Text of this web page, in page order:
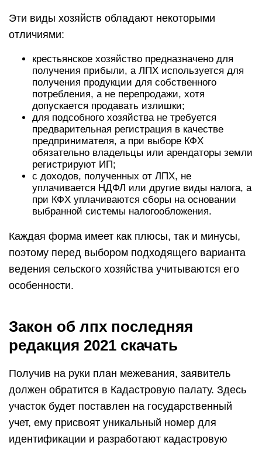
Эти виды хозяйств обладают некоторыми
отличиями:
крестьянское хозяйство предназначено для
получения прибыли, а ЛПХ используется для
получения продукции для собственного
потребления, а не перепродажи, хотя
допускается продавать излишки;
для подсобного хозяйства не требуется
предварительная регистрация в качестве
предпринимателя, а при выборе КФХ
обязательно владельцы или арендаторы земли
регистрируют ИП;
с доходов, полученных от ЛПХ, не
уплачивается НДФЛ или другие виды налога, а
при КФХ уплачиваются сборы на основании
выбранной системы налогообложения.
Каждая форма имеет как плюсы, так и минусы,
поэтому перед выбором подходящего варианта
ведения сельского хозяйства учитываются его
особенности.
Закон об лпх последняя
редакция 2021 скачать
Получив на руки план межевания, заявитель
должен обратится в Кадастровую палату. Здесь
участок будет поставлен на государственный
учет, ему присвоят уникальный номер для
идентификации и разработают кадастровую